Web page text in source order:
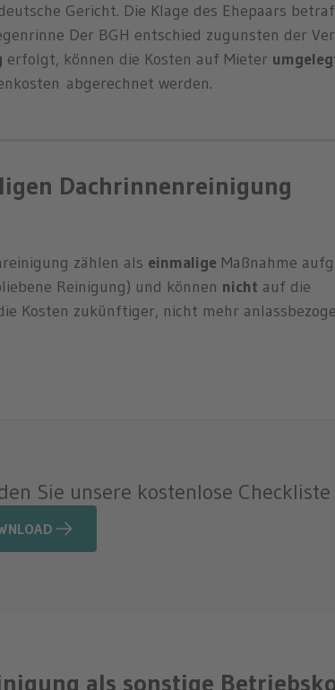
Gericht. Die Klage des Ehepaars
Der BGH entschied zugunsten der
erfolgt, können die Kosten auf Mieter
abgerechnet werden.
Dachrinnenreinigung
zählen als einmalige Maßnahme
Reinigung) und können nicht auf die
Kosten zukünftiger, nicht mehr
Sie unsere kostenlose
als sonstige